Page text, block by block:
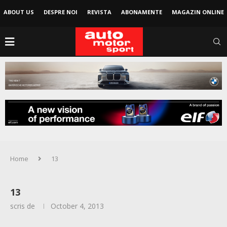
ABOUT US DESPRE NOI REVISTA ABONAMENTE MAGAZIN ONLINE
Home 13
13
scris de October 4, 2013